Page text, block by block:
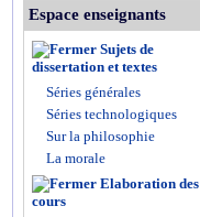
Espace enseignants
Sujets de
dissertation et textes
Séries générales
Séries technologiques
Sur la philosophie
La morale
Elaboration des
cours